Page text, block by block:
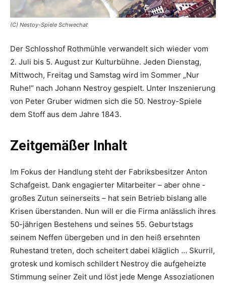
(C) Nestoy-Spiele Schwechat
Der Schlosshof Rothmühle verwandelt sich wieder vom
2. Juli bis 5. August zur Kulturbühne. Jeden Dienstag,
Mittwoch, Freitag und Samstag wird im Sommer „Nur
Ruhe!“ nach ­Johann Nestroy gespielt. Unter Inszenierung
von ­Peter Gruber widmen sich die 50. Nestroy-Spiele
dem Stoff aus dem Jahre 1843.
Zeitgemäßer Inhalt
Im Fokus der Handlung steht der Fabriksbesitzer Anton
Schafgeist. Dank engagierter Mitarbeiter – aber ohne ­
großes Zutun seinerseits – ­hat sein ­Betrieb bislang alle
Krisen überstanden. Nun will er die Firma anlässlich ihres
50-jährigen Bestehens und seines 55. Geburtstags
seinem Neffen übergeben und in den heiß ersehnten
Ruhestand treten, doch scheitert dabei kläglich … Skurril,
­grotesk und komisch schildert Nestroy die aufgeheizte
Stimmung seiner Zeit und löst jede Menge Assoziationen